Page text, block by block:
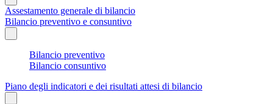
Assestamento generale di bilancio
Bilancio preventivo e consuntivo
Bilancio preventivo
Bilancio consuntivo
Piano degli indicatori e dei risultati attesi di bilancio